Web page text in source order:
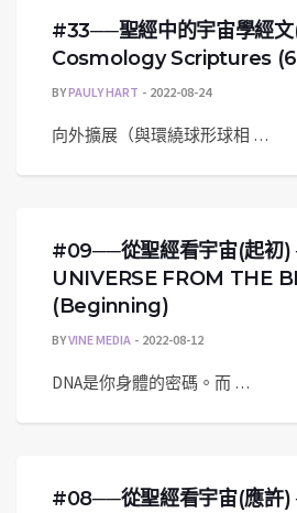
#33──聖經中的宇宙學經
Cosmology Scriptures
BYPAULY HART 2022-08-24
向外擴展（與環繞球形球相 …
#09──從聖經看宇宙(起初
UNIVERSE FROM THE
(Beginning)
BYVINE MEDIA 2022-08-12
DNA是你身體的密碼。而 …
#08──從聖經看宇宙(應許